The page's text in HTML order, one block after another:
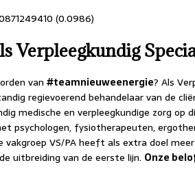
(0.0986)
Verpleegkundig
van #teamnieuweenergie? Als
regievoerend behandelaar van de
medische en verpleegkundige zorg op
psychologen, fysiotherapeuten,
vakgroep VS/PA heeft als extra doel
uitbreiding van de eerste lijn. Onze